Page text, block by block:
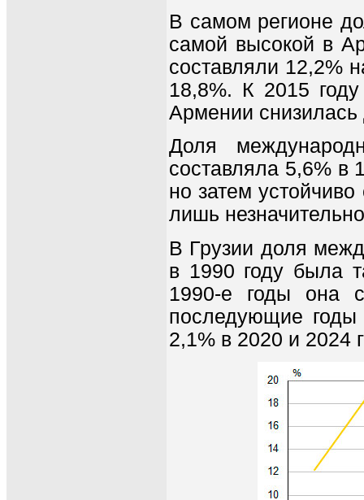
В самом регионе
самой высокой в
составляли 12,2%
18,8%. К 2015
Армении снизилась
Доля
составляла 5,6% в
но затем
лишь
В Грузии доля
в 1990 году была
1990-е годы она
последующие
2,1% в 2020 и 2024